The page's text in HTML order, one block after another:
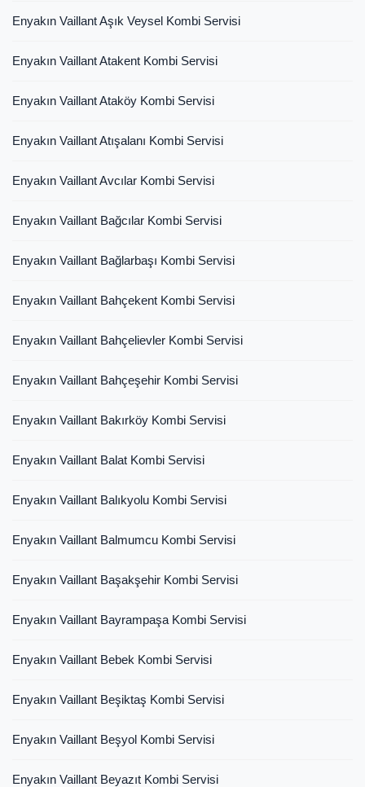
Enyakın Vaillant Aşık Veysel Kombi Servisi
Enyakın Vaillant Atakent Kombi Servisi
Enyakın Vaillant Ataköy Kombi Servisi
Enyakın Vaillant Atışalanı Kombi Servisi
Enyakın Vaillant Avcılar Kombi Servisi
Enyakın Vaillant Bağcılar Kombi Servisi
Enyakın Vaillant Bağlarbaşı Kombi Servisi
Enyakın Vaillant Bahçekent Kombi Servisi
Enyakın Vaillant Bahçelievler Kombi Servisi
Enyakın Vaillant Bahçeşehir Kombi Servisi
Enyakın Vaillant Bakırköy Kombi Servisi
Enyakın Vaillant Balat Kombi Servisi
Enyakın Vaillant Balıkyolu Kombi Servisi
Enyakın Vaillant Balmumcu Kombi Servisi
Enyakın Vaillant Başakşehir Kombi Servisi
Enyakın Vaillant Bayrampaşa Kombi Servisi
Enyakın Vaillant Bebek Kombi Servisi
Enyakın Vaillant Beşiktaş Kombi Servisi
Enyakın Vaillant Beşyol Kombi Servisi
Enyakın Vaillant Beyazıt Kombi Servisi